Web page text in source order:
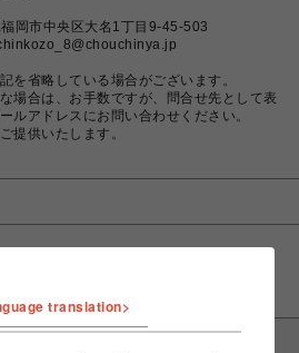
岡市中央区大名1丁目9-45-503
を省略している場合がございます。
場合は、お手数ですが、問合せ先として表
ルアドレスにお問い合わせください。
提供いたします。
translation>